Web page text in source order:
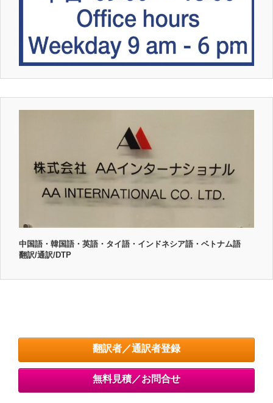
中国語・韓国語・英語・タイ語・インドネシア語・ベトナム語
翻訳/通訳/DTP
翻訳者／通訳者登録
無料見積／お問合せ